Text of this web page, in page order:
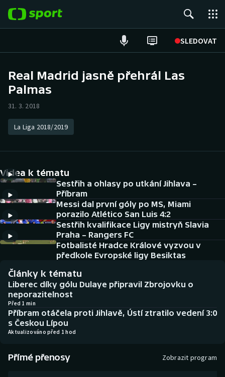
SLEDOVAT
Hokej
Atletika
DALŠÍ SPORTY
Americký fotbal
Baseball a softbal
Biatlon
Boby a skeleton
Box
Curling
NEPŘEHLÉDNĚTE
Historické návraty
Aplikace ČT sport
AZ kvíz
Real Madrid jasně přehrál Las
Palmas
31. 3. 2018
La Liga 2018/2019
Videa k tématu
Sestřih a ohlasy po utkání Jihlava –
Příbram
Messi dal první góly po MS, Miami
porazilo Atlético San Luis 4:2
Sestřih kvalifikace Ligy mistryň Slavia
Praha – Rangers FC
Fotbalisté Hradce Králové vyzvou v
předkole Evropské ligy Besiktas
Články k tématu
Liberec díky gólu Dulaye připravil Zbrojovku o
neporazitelnost
Před 1 min
Příbram otáčela proti Jihlavě, Ústí ztratilo vedení 3:0
s Českou Lípou
Aktualizováno před 1 hod
Přímé přenosy Zobrazit program